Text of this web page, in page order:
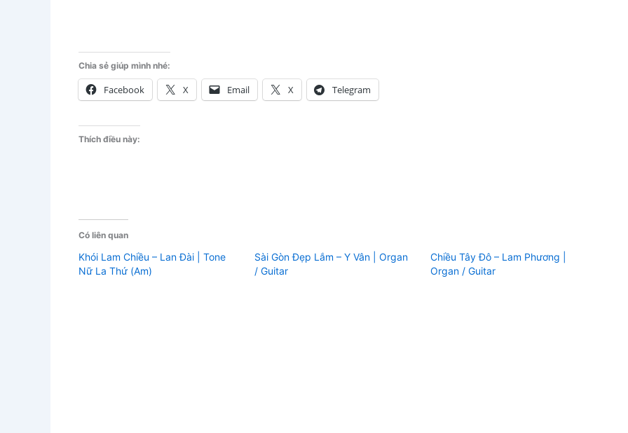
Chia sẻ giúp mình nhé:
Facebook X Email X Telegram
Thích điều này:
Có liên quan
Khói Lam Chiều – Lan Đài | Tone
Nữ La Thứ (Am)
Sài Gòn Đẹp Lắm – Y Vân | Organ
/ Guitar
Chiều Tây Đô – Lam Phương |
Organ / Guitar